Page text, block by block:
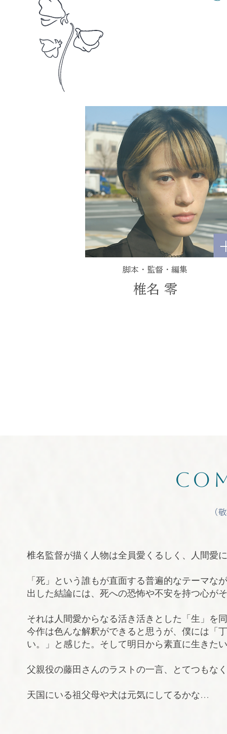
脚本・監督・編集
​椎名 零
（
椎名監督が描く人物は全員愛くるしく、人間愛
「死」という誰もが直面する普遍的なテーマ
出した結論には、死への恐怖や不安を持つ心が
それは人間愛からなる活き活きとした「生」を
今作は色んな解釈ができると思うが、僕には「
い。」と感じた。そして明日から素直に生きた
父親役の藤田さんのラストの一言、とてつもな
天国にいる祖父母や犬は元気にしてるかな…